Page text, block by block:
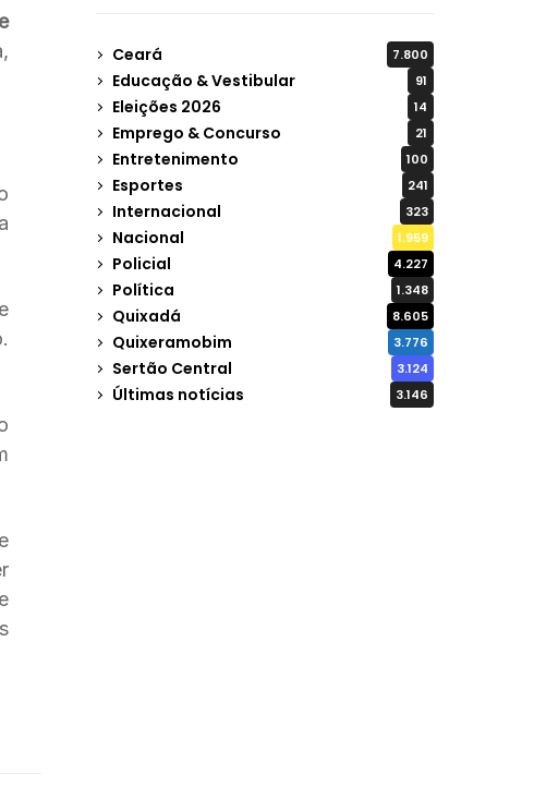
Ceará 7.800
Educação & Vestibular 91
Eleições 2026 14
Emprego & Concurso 21
Entretenimento 100
Esportes 241
Internacional 323
Nacional 1.959
Policial 4.227
Política 1.348
Quixadá 8.605
Quixeramobim 3.776
Sertão Central 3.124
Últimas notícias 3.146